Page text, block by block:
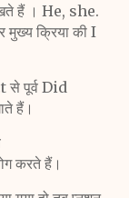
हैं । He, she.
क्रिया की I
पूर्व Did
हैं।
करते हैं।